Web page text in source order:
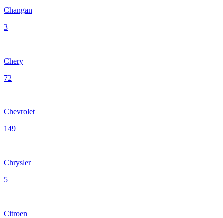
Changan
3
Chery
72
Chevrolet
149
Chrysler
5
Citroen